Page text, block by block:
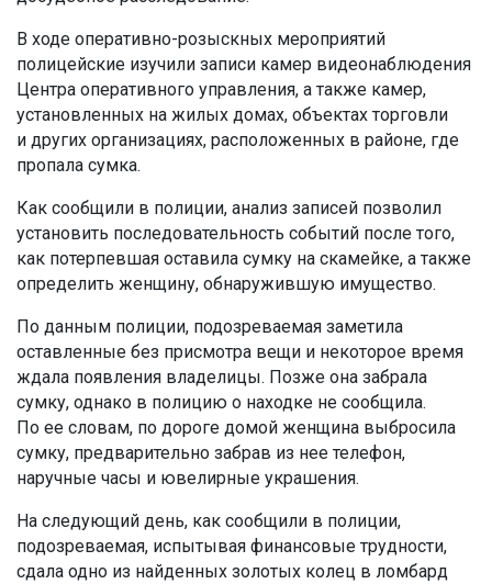
В ходе оперативно-розыскных мероприятий
полицейские изучили записи камер видеонаблюдения
Центра оперативного управления, а также камер,
установленных на жилых домах, объектах торговли
и других организациях, расположенных в районе, где
пропала сумка.
Как сообщили в полиции, анализ записей позволил
установить последовательность событий после того,
как потерпевшая оставила сумку на скамейке, а также
определить женщину, обнаружившую имущество.
По данным полиции, подозреваемая заметила
оставленные без присмотра вещи и некоторое время
ждала появления владелицы. Позже она забрала
сумку, однако в полицию о находке не сообщила.
По ее словам, по дороге домой женщина выбросила
сумку, предварительно забрав из нее телефон,
наручные часы и ювелирные украшения.
На следующий день, как сообщили в полиции,
подозреваемая, испытывая финансовые трудности,
сдала одно из найденных золотых колец в ломбард